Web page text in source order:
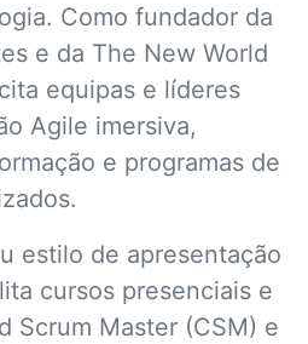
Como fundador da
e da The New World
equipas e líderes
Agile imersiva,
e programas de
estilo de apresentação
cursos presenciais e
Scrum Master (CSM) e